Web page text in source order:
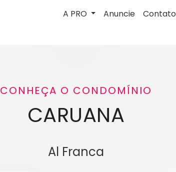
A PRO Anuncie Contato
CONHEÇA O CONDOMÍNIO
CARUANA
Al Franca